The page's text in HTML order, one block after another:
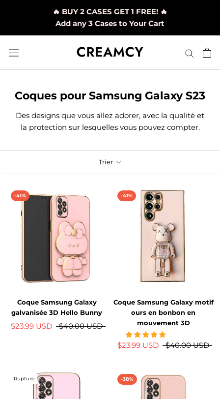
🔥 BUY 2 CASES GET 1 FREE! 🔥
Add any 3 Cases to Your Cart
Coques pour Samsung Galaxy S23
Des designs que vous allez adorer, avec la qualité et
la protection sur lesquelles vous pouvez compter.
Trier
-41%
Coque Samsung Galaxy
galvanisée 3D Hello Bunny
$23.99 USD $40.00 USD
-41%
Coque Samsung Galaxy motif
ours en bonbon en
mouvement 3D
$23.99 USD $40.00 USD
Rupture -38%